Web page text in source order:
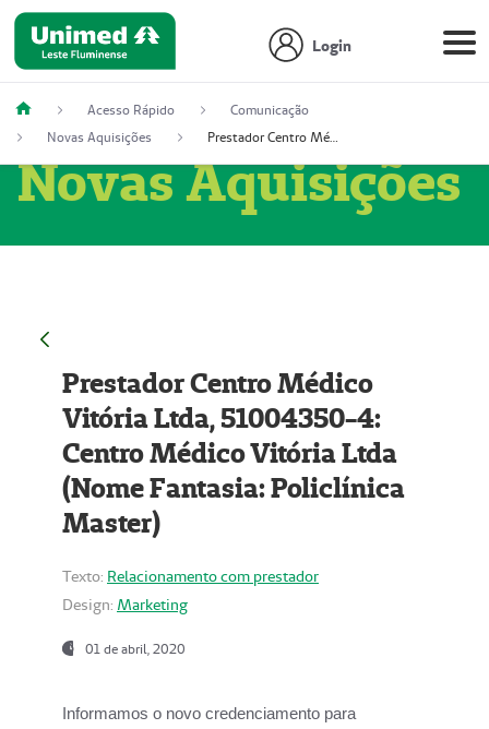
Login
Acesso Rápido
Comunicação
Novas Aquisições
Prestador Centro Médico Vitória Ltda, 51004350-4: Centro Médico Vitória Ltda (Nome Fantasia: Policlínica Master)
Novas Aquisições
Prestador Centro Médico
Vitória Ltda, 51004350-4:
Centro Médico Vitória Ltda
(Nome Fantasia: Policlínica
Master)
Texto: Relacionamento com prestador
Design: Marketing
01 de abril, 2020
Informamos o novo credenciamento para